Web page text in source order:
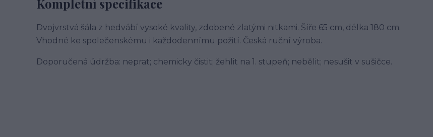
Kompletní specifikace
Dvojvrstvá šála z hedvábí vysoké kvality, zdobené zlatými nitkami. Šíře 65 cm, délka 180 cm.
Vhodné ke společenskému i každodennímu požití. Česká ruční výroba.
Doporučená údržba: neprat; chemicky čistit; žehlit na 1. stupeň; nebělit; nesušit v sušičce.